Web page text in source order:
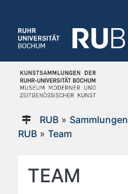
RUB» Sammlungen
RUB » Team
TEAM